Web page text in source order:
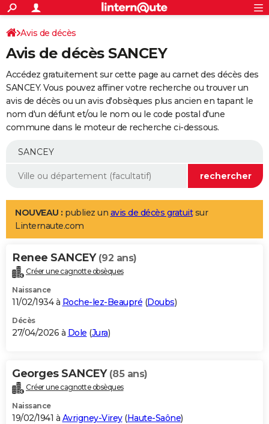
ACTUALITÉS
Politique
Société
Faits Divers
Education
Monde
Villes
+
SPORT
Coupe du monde 2026
Football
Tennis
Cyclisme
Rugby
Forum
Programme TV
TNT
Streaming
Cinéma
Sorties cinéma
Musique
+
FINANCE
Retraite
Epargne
Immobilier
Risques naturels par ville
Banque
Assurance
AUTO
Essais
Réserver un essai
Citadines
Berlines
SUV
Forum auto
+
Mobiles
Meilleur smartphone
Internet
Ordinateurs
Jeux vidéo
Guide high-tech
Aménagement intérieur
LIFESTYLE
Art de vivre
Bien-être
Loisirs
Mode
Modes de vie
Alimentation
Guide de la santé
Maladies
Médicaments
Sommeil
VOYAGE
Destinations
City break
Voyage nature
Voyage de noces
Forum
Climat
+PHOTO
GUIDES D'ACHAT
BONS PLANS
Carte de Noël
Carte Bonne année
Carte Saint-Valentin
Carte Pâques
Carte d'anniversaire
DICTIONNAIRE
Dictionnaire
Biographies
Citations
Expressions
Proverbes
PROGRAMME TV
Avis de décès
Avis de décès SANCEY
Accédez gratuitement sur cette page au carnet des décès des
SANCEY. Vous pouvez affiner votre recherche ou trouver un
avis de décès ou un avis d'obsèques plus ancien en tapant le
nom d'un défunt et/ou le nom ou le code postal d'une
commune dans le moteur de recherche ci-dessous.
NOUVEAU : publiez un avis de décès gratuitsur
Linternaute.com
Renee SANCEY (92 ans)
Créer une cagnotte obsèques
Naissance
11/02/1934 à Roche-lez-Beaupré (Doubs)
Décès
27/04/2026 à Dole (Jura)
Georges SANCEY (85 ans)
Créer une cagnotte obsèques
Naissance
19/02/1941 à Avrigney-Virey(Haute-Saône)